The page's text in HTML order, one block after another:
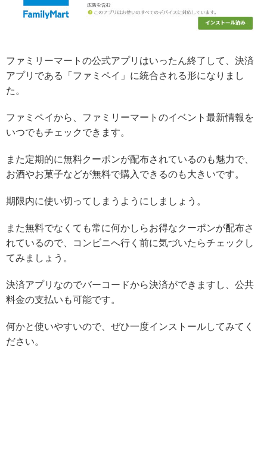
ファミリーマートの公式アプリはいったん終了して、決済
アプリである「ファミペイ」に統合される形になりまし
た。
ファミペイから、ファミリーマートのイベント最新情報を
いつでもチェックできます。
また定期的に無料クーポンが配布されているのも魅力で、
お酒やお菓子などが無料で購入できるのも大きいです。
期限内に使い切ってしまうようにしましょう。
また無料でなくても常に何かしらお得なクーポンが配布さ
れているので、コンビニへ行く前に気づいたらチェックし
てみましょう。
決済アプリなのでバーコードから決済ができますし、公共
料金の支払いも可能です。
何かと使いやすいので、ぜひ一度インストールしてみてく
ださい。